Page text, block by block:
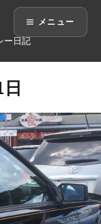
ー日記
メニュー